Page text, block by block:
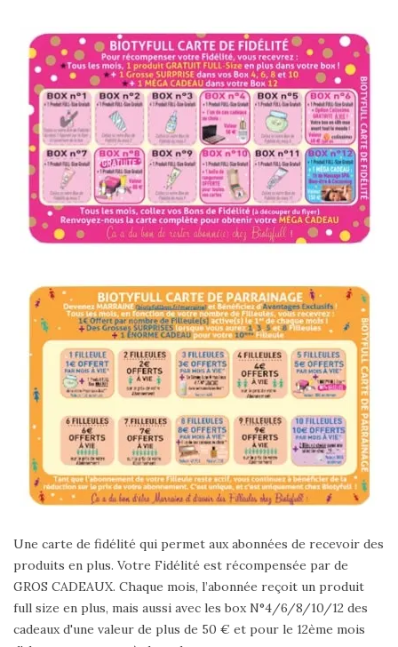
Une carte de fidélité qui permet aux abonnées de recevoir des
produits en plus. Votre Fidélité est récompensée par de
GROS CADEAUX. Chaque mois, l’abonnée reçoit un produit
full size en plus, mais aussi avec les box N°4/6/8/10/12 des
cadeaux d'une valeur de plus de 50 € et pour le 12ème mois